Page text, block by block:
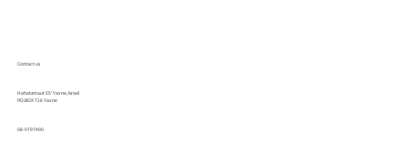
Contact us
Hahatzmaut 55' Yavne, Israel
P.O.BOX 716 Yavne
08-9797490